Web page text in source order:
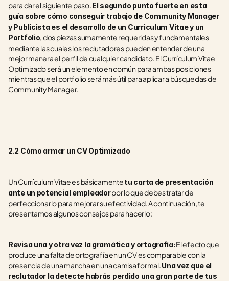
para dar el siguiente paso. El segundo punto fuerte en esta
guía sobre cómo conseguir trabajo de Community Manager
y Publicista es el desarrollo de un Curriculum Vitae y un
Portfolio, dos piezas sumamente requeridas y fundamentales
mediante las cuales los reclutadores pueden entender de una
mejor manera el perfil de cualquier candidato. El Currículum Vitae
Optimizado será un elemento en común para ambas posiciones
mientras que el portfolio será más útil para aplicar a búsquedas de
Community Manager.
2.2 Cómo armar un CV Optimizado
Un Currículum Vitae es básicamente tu carta de presentación
ante un potencial empleador por lo que debes tratar de
perfeccionarlo para mejorar su efectividad. A continuación, te
presentamos algunos consejos para hacerlo:
Revisa una y otra vez la gramática y ortografía: El efecto que
produce una falta de ortografía en un CV es comparable con la
presencia de una mancha en una camisa formal. Una vez que el
reclutador la detecte habrás perdido una gran parte de tus